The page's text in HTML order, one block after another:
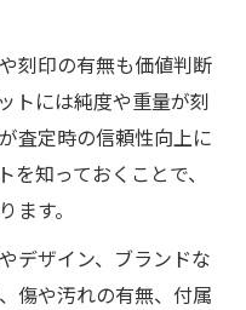
刻印の有無も価値判断
トには純度や重量が刻
査定時の信頼性向上に
知っておくことで、
ます。
デザイン、ブランドな
傷や汚れの有無、付属